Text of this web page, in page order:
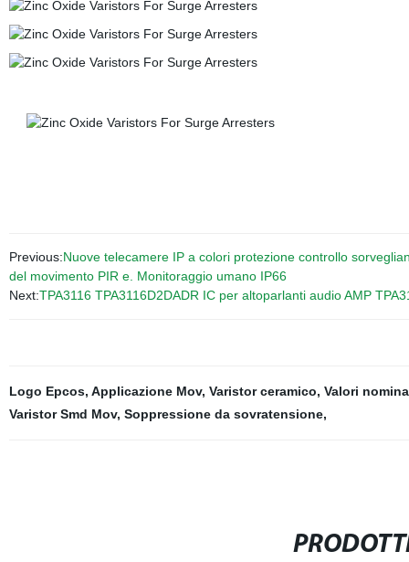
Previous:Nuove telecamere IP a colori protezione controllo
del movimento PIR e. Monitoraggio umano IP66
Next:TPA3116 TPA3116D2DADR IC per altoparlanti audio AMP
Logo Epcos, Applicazione Mov, Varistor ceramico, Valori
Varistor Smd Mov, Soppressione da sovratensione,